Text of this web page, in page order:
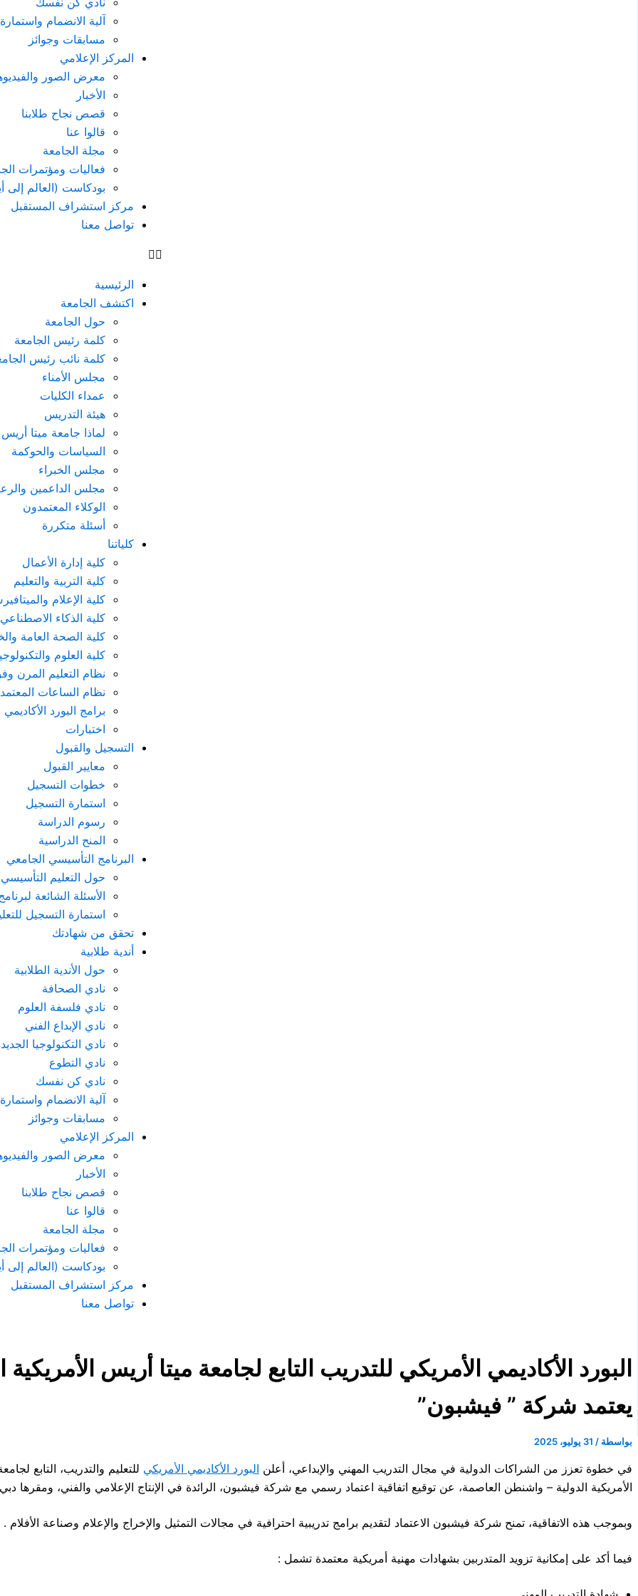
آلية الانضمام
مسابقات وجوائز
المركز الإعلامي
معرض الصور
الأخبار
قصص نجاح طلابنا
قالوا عنا
مجلة الجامعة
فعاليات ومؤتمرات
بودكاست (العالم إلى
مركز استشراف المستقبل
تواصل معنا
الرئيسية
اكتشف الجامعة
حول الجامعة
كلمة رئيس الجامعة
كلمة نائب رئيس
مجلس الأمناء
عمداء الكليات
هيئة التدريس
لماذا جامعة ميتا أريس
السياسات والحوكمة
مجلس الخبراء
مجلس الداعمين
الوكلاء المعتمدون
أسئلة متكررة
كلياتنا
كلية إدارة الأعمال
كلية التربية والتعليم
كلية الإعلام
كلية الذكاء الاصطناعي
كلية الصحة العامة
كلية العلوم
نظام التعليم المرن
نظام الساعات
برامج البورد
اختبارات
التسجيل والقبول
معايير القبول
خطوات التسجيل
استمارة التسجيل
رسوم الدراسة
المنح الدراسية
البرنامج التأسيسي الجامعي
حول التعليم التأسيسي
الأسئلة الشائعة
استمارة التسجيل
تحقق من شهادتك
أندية طلابية
حول الأندية الطلابية
نادي الصحافة
نادي فلسفة العلوم
نادي الإبداع الفني
نادي التكنولوجيا
نادي التطوع
نادي كن نفسك
آلية الانضمام
مسابقات وجوائز
المركز الإعلامي
معرض الصور
الأخبار
قصص نجاح طلابنا
قالوا عنا
مجلة الجامعة
فعاليات ومؤتمرات
بودكاست (العالم إلى
مركز استشراف المستقبل
تواصل معنا
البورد الأكاديمي الأمريكي للتدريب التابع لجامعة ميتا أريس الأمريكية
يعتمد شركة ” فيشبون”
بواسطة / 31 يوليو، 2025
في خطوة تعزز من الشراكات الدولية في مجال التدريب المهني والإبداعي، أعلن البورد الأكاديمي الأمريكي للتعليم والتدريب، التابع
الأمريكية الدولية – واشنطن العاصمة، عن توقيع اتفاقية اعتماد رسمي مع شركة فيشبون، الرائدة في الإنتاج الإعلامي والفني، ومقرها
وبموجب هذه الاتفاقية، تمنح شركة فيشبون الاعتماد لتقديم برامج تدريبية احترافية في مجالات التمثيل والإخراج والإعلام وصناعة الأفلام .
فيما أكد على إمكانية تزويد المتدربين بشهادات مهنية أمريكية معتمدة تشمل :